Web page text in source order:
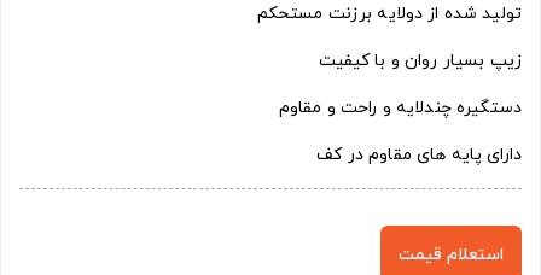
تولید شده از دولایه برزنت مستحکم
زیپ بسیار روان و با کیفیت
دستگیره چندلایه و راحت و مقاوم
دارای پایه های مقاوم در کف
استعلام قیمت